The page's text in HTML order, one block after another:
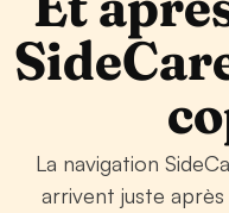
La navigation
arrivent juste